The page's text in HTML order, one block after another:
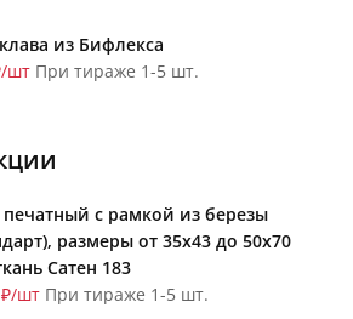
из Бифлекса
шт При тираже 1-5 шт.
печатный с рамкой из березы
размеры от 35х43 до 50х70
Сатен 183
шт При тираже 1-5 шт.